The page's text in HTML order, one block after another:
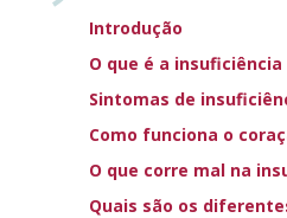
Introdução
O que é a insuficiência
Sintomas de
Como funciona o
O que corre mal na
Quais são os
ABUSO DE
ÁLCOOL/
Increase text size Decrease
Email this page